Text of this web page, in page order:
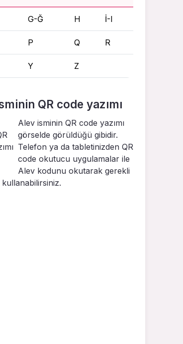
G-Ğ H İ-I
P Q R
Y Z
QR code yazımı
Alev isminin QR code yazımı
görselde görüldüğü gibidir.
Telefon ya da tabletinizden QR
code okutucu uygulamalar ile
Alev kodunu okutarak gerekli